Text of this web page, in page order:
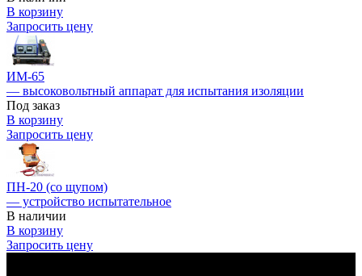
В корзину
Запросить цену
ИМ-65
— высоковольтный аппарат для испытания изоляции
Под заказ
В корзину
Запросить цену
ПН-20 (со щупом)
— устройство испытательное
В наличии
В корзину
Запросить цену